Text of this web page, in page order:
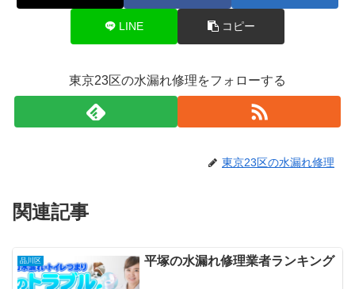
LINE コピー
東京23区の水漏れ修理をフォローする
東京23区の水漏れ修理
関連記事
品川区 平塚の水漏れ修理業者ランキング